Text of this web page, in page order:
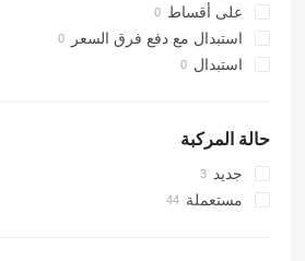
على أقساط
استبدال مع دفع فرق السعر
استبدال
حالة المركبة
جديد
مستعملة